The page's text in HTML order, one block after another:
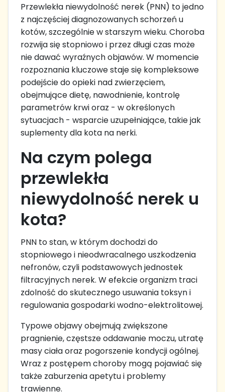
Przewlekła niewydolność nerek (PNN) to jedno
z najczęściej diagnozowanych schorzeń u
kotów, szczególnie w starszym wieku. Choroba
rozwija się stopniowo i przez długi czas może
nie dawać wyraźnych objawów. W momencie
rozpoznania kluczowe staje się kompleksowe
podejście do opieki nad zwierzęciem,
obejmujące dietę, nawodnienie, kontrolę
parametrów krwi oraz - w określonych
sytuacjach - wsparcie uzupełniające, takie jak
suplementy dla kota na nerki.
Na czym polega
przewlekła
niewydolność nerek u
kota?
PNN to stan, w którym dochodzi do
stopniowego i nieodwracalnego uszkodzenia
nefronów, czyli podstawowych jednostek
filtracyjnych nerek. W efekcie organizm traci
zdolność do skutecznego usuwania toksyn i
regulowania gospodarki wodno-elektrolitowej.
Typowe objawy obejmują zwiększone
pragnienie, częstsze oddawanie moczu, utratę
masy ciała oraz pogorszenie kondycji ogólnej.
Wraz z postępem choroby mogą pojawiać się
także zaburzenia apetytu i problemy
trawienne.